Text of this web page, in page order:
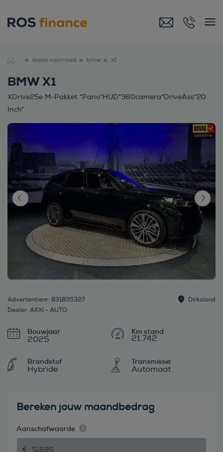
lease voorraad bmw x1
BMW X1
XDrive25e M-Pakket *Pano*HUD*360camera*DriveAss*20
Inch*
Advertentienr: 831835327
Dealer: AXXI - AUTO
Dirksland
Bouwjaar
2025 21.742
Brandstof
Hybride
Transmissie
Automaat
Bereken jouw maandbedrag
Aanschafwaarde